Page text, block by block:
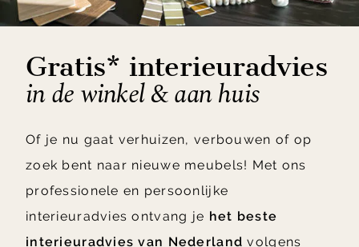
Gratis* interieuradvies
in de winkel & aan huis
Of je nu gaat verhuizen, verbouwen of op
zoek bent naar nieuwe meubels! Met ons
professionele en persoonlijke
interieuradvies ontvang je het beste
interieuradvies van Nederland volgens